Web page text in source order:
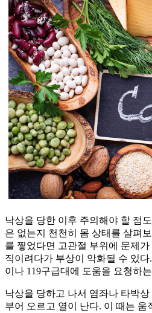
낙상을 당한 이후 주의해야 할 점
은 없는지 천천히 몸 상태를 살펴
를 찧었다면 고관절 부위에 문제
직이려다가 부상이 악화될 수 있
이나 119구급대에 도움을 요청하
낙상을 당하고 나서 염좌나 타박
부어 오르고 열이 난다. 이 때는 움